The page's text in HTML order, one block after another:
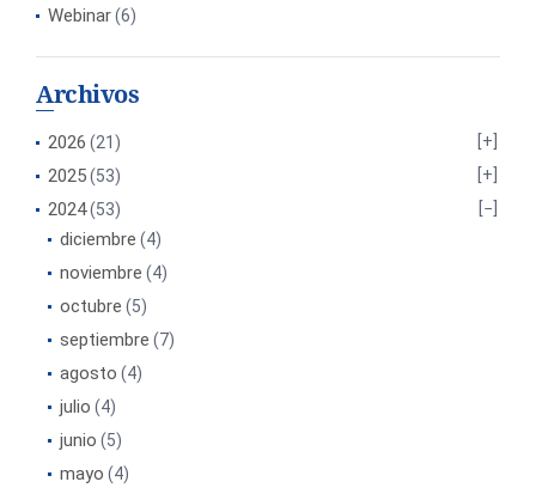
Webinar(6)
Archivos
2026 (21)
2025(53)
2024(53)
diciembre (4)
noviembre (4)
octubre (5)
septiembre (7)
agosto (4)
julio (4)
junio (5)
mayo (4)